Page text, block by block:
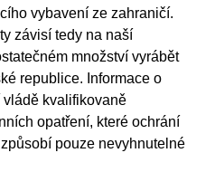
vybavení ze zahraničí.
závisí tedy na naší
množství vyrábět
republice. Informace o
kvalifikovaně
opatření, které ochrání
pouze nevyhnutelné